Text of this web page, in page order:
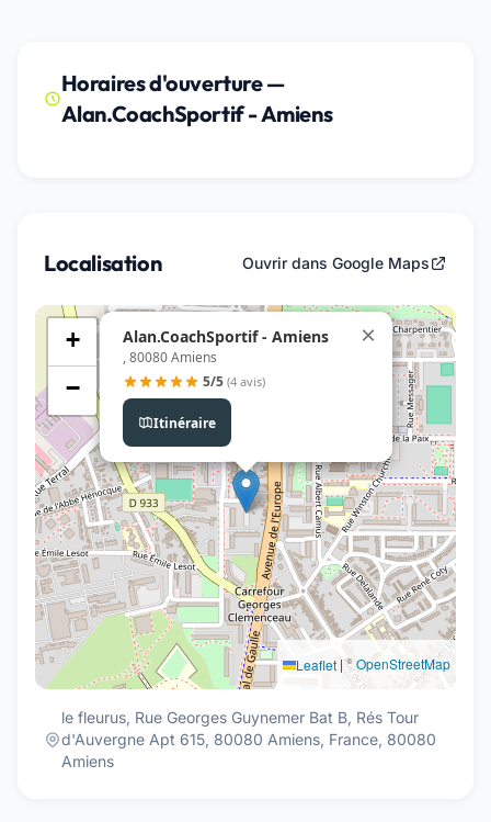
Horaires d'ouverture —
Alan.CoachSportif - Amiens
Localisation Ouvrir dans Google Maps
Alan.CoachSportif - Amiens
, 80080 Amiens
5/5 (4 avis)
Itinéraire
×
+
−
Leaflet |©OpenStreetMap
le fleurus, Rue Georges Guynemer Bat B, Rés Tour
d'Auvergne Apt 615, 80080 Amiens, France, 80080
Amiens